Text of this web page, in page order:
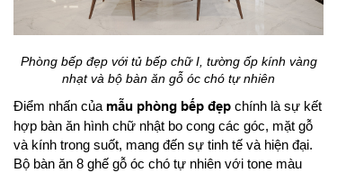
Phòng bếp đẹp với tủ bếp chữ I, tường ốp kính vàng
nhạt và bộ bàn ăn gỗ óc chó tự nhiên
Điểm nhấn của mẫu phòng bếp đẹp chính là sự kết
hợp bàn ăn hình chữ nhật bo cong các góc, mặt gỗ
và kính trong suốt, mang đến sự tinh tế và hiện đại.
Bộ bàn ăn 8 ghế gỗ óc chó tự nhiên với tone màu